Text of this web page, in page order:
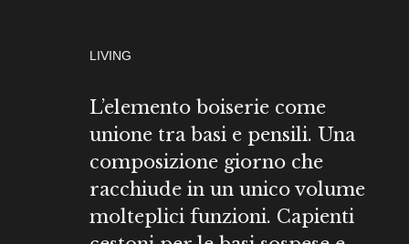
LIVING
L’elemento boiserie come
unione tra basi e pensili. Una
composizione giorno che
racchiude in un unico volume
molteplici funzioni. Capienti